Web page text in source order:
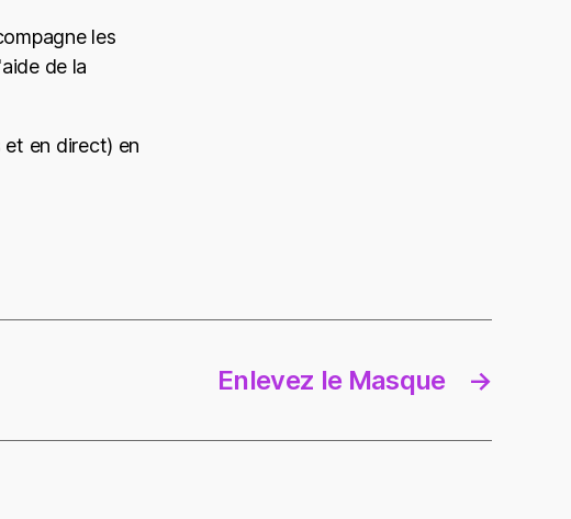
les
de la
et en direct) en
→
Enlevez le Masque